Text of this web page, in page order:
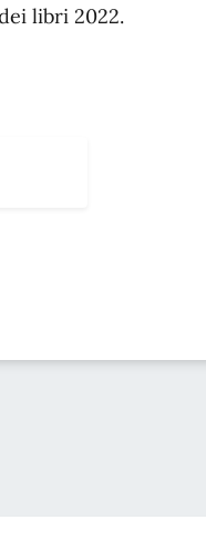
libri 2022.